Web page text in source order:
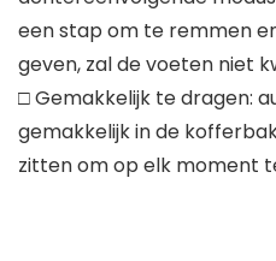
een stap om te remmen
geven, zal de voeten niet
□ Gemakkelijk te dragen:
gemakkelijk in de
zitten om op elk moment